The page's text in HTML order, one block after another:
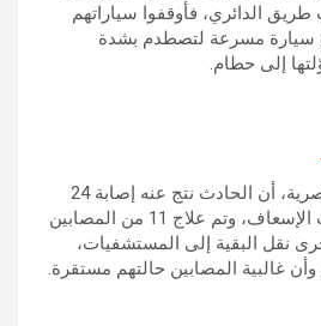
الدائري، فأوقفوا سياراتهم
سيارة مسرعة لتصطدم بشدة
إلى حطام.
وذكرت وزارة الصحة المصرية، أن الحادث نتج عنه إصابة 24
مواطناً، وتحركت سيارات الإسعاف، وتم علاج 11 من المصابين
نقل البقية إلى المستشفيات،
غالبية المصابين حالتهم مستقرة.